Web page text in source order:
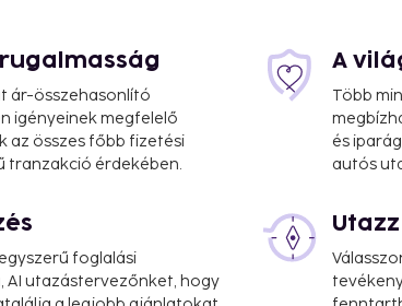
- 24.3 km / 15.1 mi
a 24-hour front
ár-összehasonlító
igényeinek megfelelő
az összes főbb fizetési
tranzakció érdekében.
A
Több
és
autós
foglalási
AI utazástervezőnket, hogy